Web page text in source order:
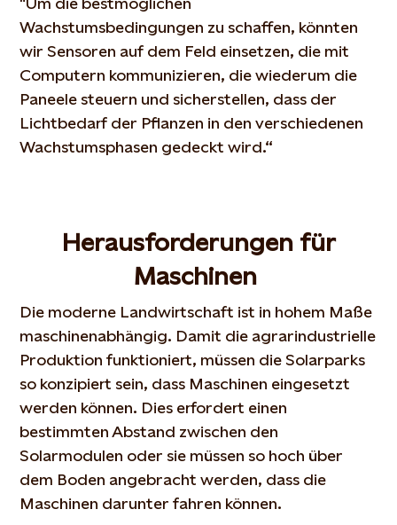
Wachstumsbedingungen zu schaffen, könnten
wir Sensoren auf dem Feld einsetzen, die mit
Computern kommunizieren, die wiederum die
Paneele steuern und sicherstellen, dass der
Lichtbedarf der Pflanzen in den verschiedenen
Wachstumsphasen gedeckt wird.“
Herausforderungen für
Maschinen
Die moderne Landwirtschaft ist in hohem Maße
maschinenabhängig. Damit die agrarindustrielle
Produktion funktioniert, müssen die Solarparks
so konzipiert sein, dass Maschinen eingesetzt
werden können. Dies erfordert einen
bestimmten Abstand zwischen den
Solarmodulen oder sie müssen so hoch über
dem Boden angebracht werden, dass die
Maschinen darunter fahren können.